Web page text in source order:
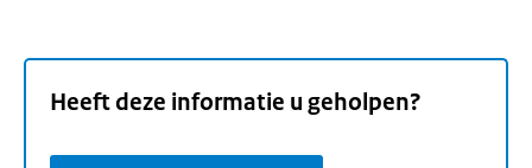
Heeft deze informatie u geholpen?